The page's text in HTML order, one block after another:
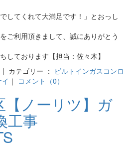
してくれて大満足です！」とおっし
ご利用頂きまして、誠にありがとう
しております【担当：佐々木】
カテゴリー ： ビルトインガスコンロ
｜ コメント（0）
【ノーリツ】ガ
工事